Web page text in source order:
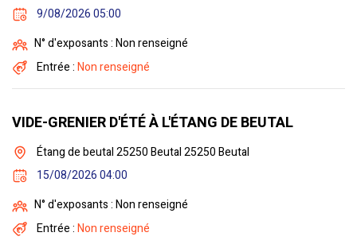
9/08/2026 05:00
N° d'exposants : Non renseigné
Entrée :Non renseigné
VIDE-GRENIER D'ÉTÉ À L'ÉTANG DE BEUTAL
Étang de beutal 25250 Beutal 25250 Beutal
15/08/2026 04:00
N° d'exposants : Non renseigné
Entrée :Non renseigné